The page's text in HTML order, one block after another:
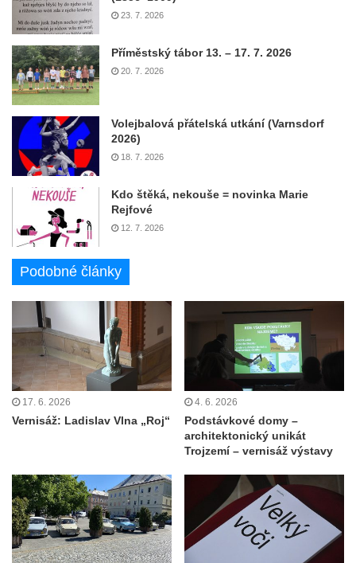
23. 7. 2026
Příměstský tábor 13. – 17. 7. 2026
20. 7. 2026
Volejbalová přátelská utkání (Varnsdorf
2026)
18. 7. 2026
Kdo štěká, nekouše = novinka Marie
Rejfové
12. 7. 2026
Podobné články
17. 6. 2026
Vernisáž: Ladislav Vlna „Roj“
4. 6. 2026
Podstávkové domy –
architektonický unikát
Trojzemí – vernisáž výstavy